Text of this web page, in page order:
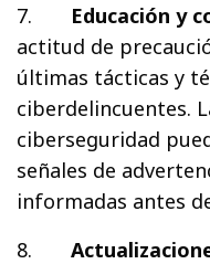
7. Educación y
actitud de
últimas tácticas y
ciberdelincuentes.
ciberseguridad
señales de
informadas antes
8.